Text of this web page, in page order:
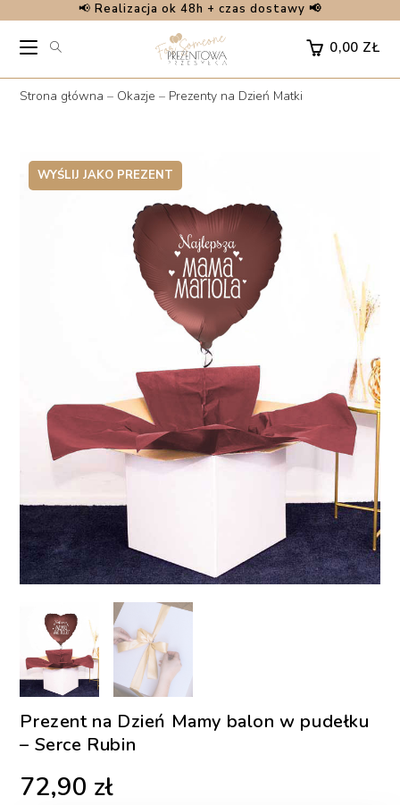
content
📢 Realizacja ok 48h + czas dostawy 📢
0,00 ZŁ
Strona główna – Okazje – Prezenty na Dzień Matki
WYŚLIJ JAKO PREZENT
Prezent na Dzień Mamy balon w pudełku
– Serce Rubin
72,90 zł